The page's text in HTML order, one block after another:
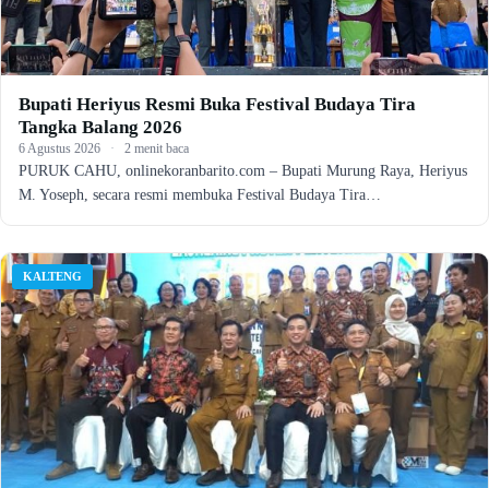
Bupati Heriyus Resmi Buka Festival Budaya Tira
Tangka Balang 2026
6 Agustus 2026 · 2 menit baca
PURUK CAHU, onlinekoranbarito.com – Bupati Murung Raya, Heriyus
M. Yoseph, secara resmi membuka Festival Budaya Tira…
KALTENG